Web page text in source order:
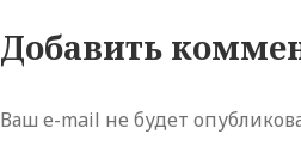
Добавить
Ваш e-mail не будет